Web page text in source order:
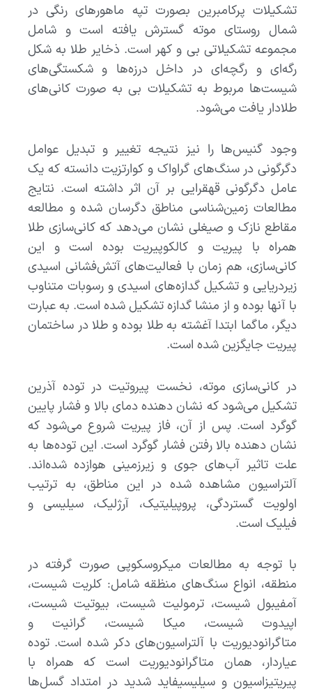
تشکیلات پرکامبرین بصورت تپه ماهورهای رنگی در
شمال روستای موته گسترش یافته است و شامل
مجموعه تشکیلاتی بی و کهر است. ذخایر طلا به شکل
رگه‌ای و رگچه‌ای در داخل درزه‌ها و شکستگی‌های
شیست‌ها مربوط به تشکیلات بی به صورت کانی‌های
طلادار یافت می‌شود.
وجود گنیس‌ها را نیز نتیجه تغییر و تبدیل عوامل
دگرگونی در سنگ‌های گراواک و کوارتزیت دانسته که یک
عامل دگرگونی قهقرایی بر آن اثر داشته است. نتایج
مطالعات زمین‌شناسی مناطق دگرسان شده و مطالعه
مقاطع نازک و صیغلی نشان می‌دهد که کانی‌سازی طلا
همراه با پیریت و کالکوپیریت بوده است و این
کانی‌سازی، هم زمان با فعالیت‌های آتش‌فشانی اسیدی
زیردریایی و تشکیل گدازه‌های اسیدی و رسوبات متناوب
با آنها بوده و از منشا گدازه تشکیل شده است. به عبارت
دیگر، ماگما ابتدا آغشته به طلا بوده و طلا در ساختمان
پیریت جایگزین شده است.
در کانی‌سازی موته، نخست پیروتیت در توده آذرین
تشکیل می‌شود که نشان دهنده دمای بالا و فشار پایین
گوگرد است. پس از آن، فاز پیریت شروع می‌شود که
نشان دهنده بالا رفتن فشار گوگرد است. این توده‌ها به
علت تاثیر آب‌های جوی و زیرزمینی هوازده شده‌اند.
آلتراسیون مشاهده شده در این مناطق، به ترتیب
اولویت گستردگی، پروپیلیتیک، آرژلیک، سیلیسی و
فیلیک است.
با توجه به مطالعات میکروسکوپی صورت گرفته در
منطقه، انواع سنگ‌های منظقه شامل: کلریت شیست،
آمفیبول شیست، ترمولیت شیست، بیوتیت شیست،
اپیدوت شیست، میکا شیست، گرانیت و
متاگرانودیوریت با آلتراسیون‌های دکر شده است. توده
عیاردار، همان متاگرانودیوریت است که همراه با
پیریتیزاسیون و سیلیسیفاید شدید در امتداد گسل‌ها